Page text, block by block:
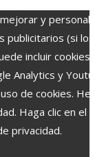
y
publicitarios (si los
incluir cookies
Analytics y
de cookies.
Haga clic en el
privacidad.